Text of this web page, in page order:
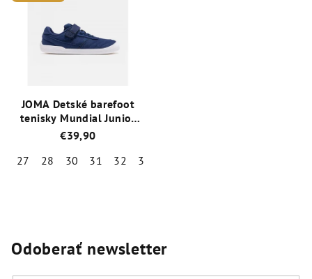
JOMA Detské barefoot
tenisky Mundial Junior
modré
€39,90
27
28 30 31 32 33
Odoberať newsletter